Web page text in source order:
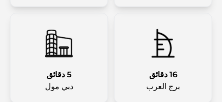
16 دقائق
برج العرب
5 دقائق
دبي مول